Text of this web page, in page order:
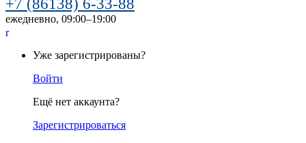
+7 (86138) 6-33-88
ежедневно, 09:00–19:00
Уже зарегистрированы?
Войти
Ещё нет аккаунта?
Зарегистрироваться